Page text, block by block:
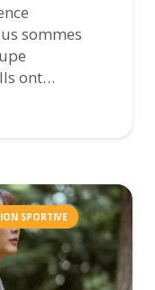
sommes
Ils ont…
SPORTIVE